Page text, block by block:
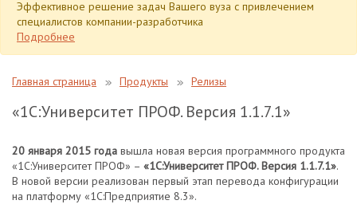
Эффективное решение задач Вашего вуза с привлечением
специалистов компании-разработчика
Подробнее
Главная страница Продукты Релизы
«1С:Университет ПРОФ. Версия 1.1.7.1»
20 января 2015 года вышла новая версия программного продукта
«1С:Университет ПРОФ» – «1С:Университет ПРОФ. Версия 1.1.7.1».
В новой версии реализован первый этап перевода конфигурации
на платформу «1С:Предприятие 8.3».